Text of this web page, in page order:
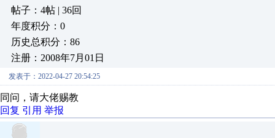
帖子：4帖 | 36回
年度积分：0
历史总积分：86
注册：2008年7月01日
发表于：2022-04-27 20:54:25
同问，请大佬赐教
回复 引用 举报